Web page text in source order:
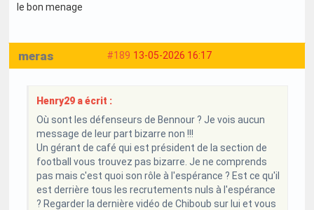
le bon menage
#189 13-05-2026 16:17
meras
Henry29 a écrit :
Où sont les défenseurs de Bennour ? Je vois aucun
message de leur part bizarre non !!!
Un gérant de café qui est président de la section de
football vous trouvez pas bizarre. Je ne comprends
pas mais c'est quoi son rôle à l'espérance ? Est ce qu'il
est derrière tous les recrutements nuls à l'espérance
? Regarder la dernière vidéo de Chiboub sur lui et vous